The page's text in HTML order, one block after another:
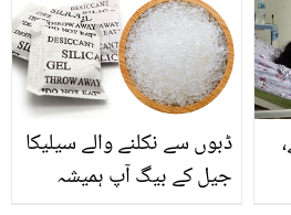
کے بعد نیا بیان وائرل
ڈبوں سے نکلنے والے سیلیکا
جیل کے بیگ آپ ہمیشہ